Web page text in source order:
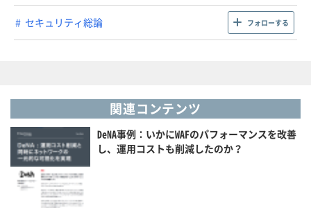
セキュリティ総論 フォローする
関連コンテンツ
DeNA事例：いかにWAFのパフォーマンスを改善
し、運用コストも削減したのか？